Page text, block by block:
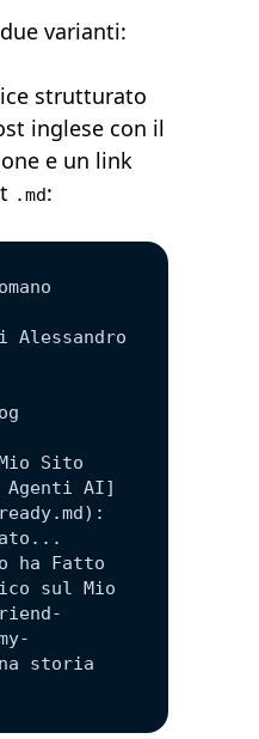
varianti:
strutturato
inglese con il
e un link
.md:
Sito
AI]
ha Fatto
sul Mio
storia